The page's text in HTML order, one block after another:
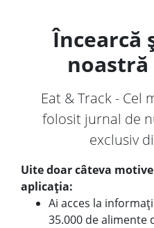
Încearcă
Eat & Track - Cel
folosit jurnal de
exclusiv
Uite doar câteva
aplicația:
Ai acces la
35.000 de alimente